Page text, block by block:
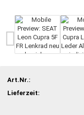
Art.Nr.:
Lieferzeit: